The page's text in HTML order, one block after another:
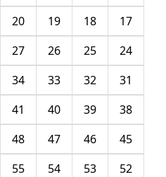
17
18
19
20
24
25
26
27
31
32
33
34
38
39
40
41
45
46
47
48
52
53
54
55